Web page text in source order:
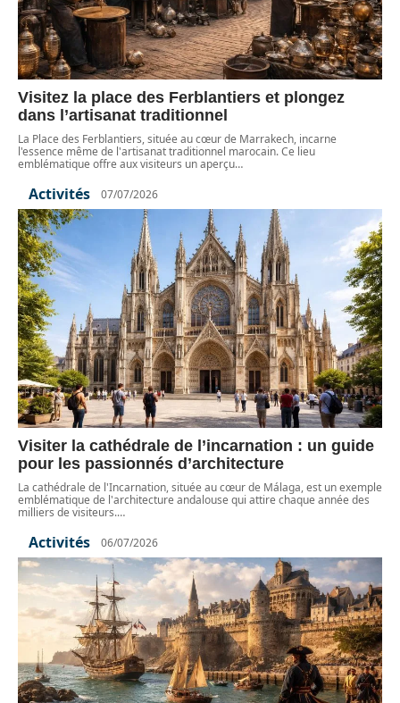
Visitez la place des Ferblantiers et plongez
dans l’artisanat traditionnel
La Place des Ferblantiers, située au cœur de Marrakech, incarne
l'essence même de l'artisanat traditionnel marocain. Ce lieu
emblématique offre aux visiteurs un aperçu…
Activités 07/07/2026
Visiter la cathédrale de l’incarnation : un guide
pour les passionnés d’architecture
La cathédrale de l'Incarnation, située au cœur de Málaga, est un exemple
emblématique de l'architecture andalouse qui attire chaque année des
milliers de visiteurs.…
Activités 06/07/2026